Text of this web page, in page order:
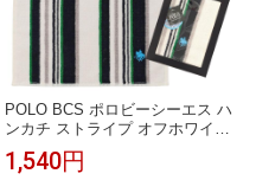
POLO BCS ポロビーシーエス ハ
ンカチ ストライプ オフホワイト
25cm あぶらとり 抗菌防臭 タオ
ルハンカチ ハンドタオル ギフト
1,540円